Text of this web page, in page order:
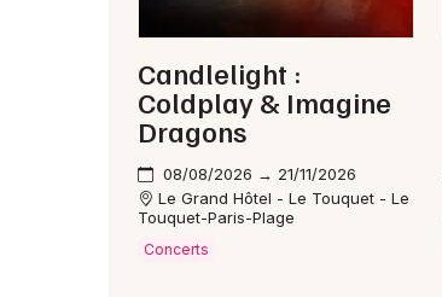
Candlelight :
Coldplay & Imagine
Dragons
08/08/2026 → 21/11/2026
Le Grand Hôtel - Le Touquet - Le
Touquet-Paris-Plage
Concerts